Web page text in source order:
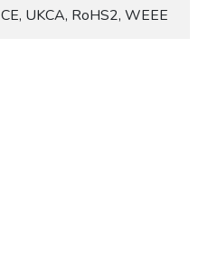
CE, UKCA, RoHS2, WEEE